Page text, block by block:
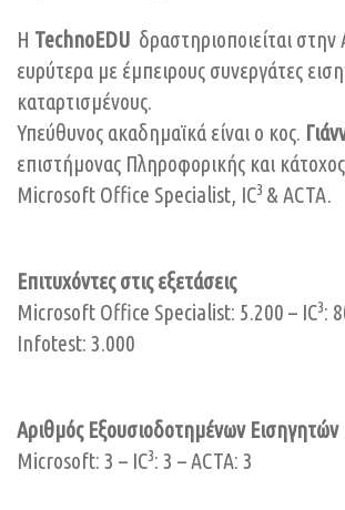
H TechnoEDU δραστηριοποιείται
ευρύτερα με έμπειρους συνεργάτες
καταρτισμένους.
Υπεύθυνος ακαδημαϊκά είναι ο κος.
επιστήμoνας Πληροφορικής και
Microsoft Office Specialist, IC3 & ACTA.
Eπιτυχόντες στις εξετάσεις
Microsoft Office Specialist: 5.200 – IC3:
Infotest: 3.000
Αριθμός Εξουσιοδοτημένων Εισηγητών
Microsoft: 3 – IC3: 3 – ACTA: 3